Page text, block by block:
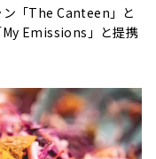
ン「The Canteen」と
My Emissions」と提携